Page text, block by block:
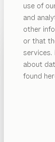
use of
and
other
or that
about
found
Der
damals,
Wenn